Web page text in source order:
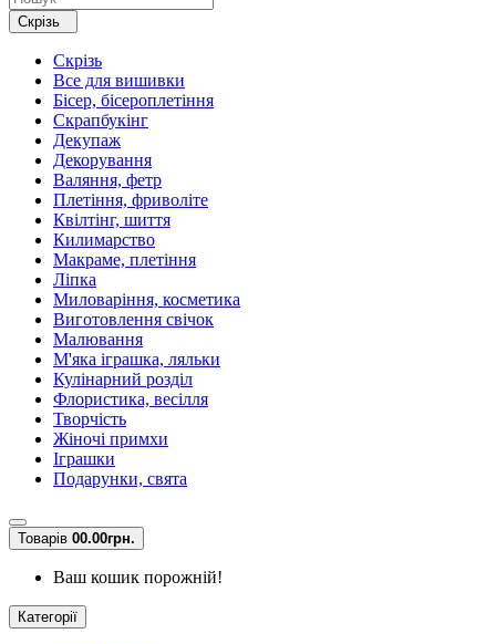
Скрізь
Скрізь
Все для вишивки
Бісер, бісероплетіння
Скрапбукінг
Декупаж
Декорування
Валяння, фетр
Плетіння, фриволіте
Квілтінг, шиття
Килимарство
Макраме, плетіння
Ліпка
Миловаріння, косметика
Виготовлення свічок
Малювання
М'яка іграшка, ляльки
Кулінарний розділ
Флористика, весілля
Творчість
Жіночі примхи
Іграшки
Подарунки, свята
Товарів 00.00грн.
Ваш кошик порожній!
Категорії